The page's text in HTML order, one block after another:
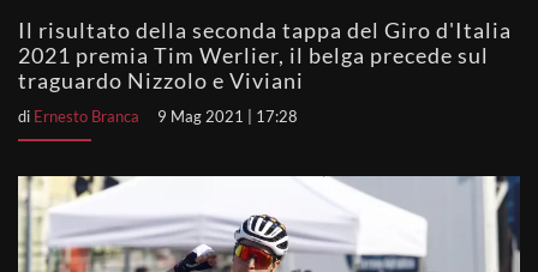
Il risultato della seconda tappa del Giro d'Italia
2021 premia Tim Werlier, il belga precede sul
traguardo Nizzolo e Viviani
di Ernesto Branca 9 Mag 2021 | 17:28